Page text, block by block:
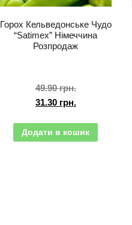
Горох Кельведонське Чудо
“Satimex” Німеччина
Розпродаж
49.90грн.
31.30 грн.
Додати в кошик